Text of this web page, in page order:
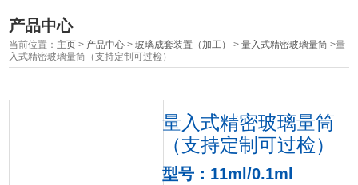
产品中心
当前位置： 主页 > 产品中心 >玻璃成套装置（加工） >量入式精密玻璃量筒 >量
入式精密玻璃量筒（支持定制可过检）
量入式精密玻璃量筒
（支持定制可过检）
型号：11ml/0.1ml